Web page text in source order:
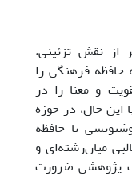
از نقش تزئینی،
حافظه فرهنگی را
و معنا را در
این حال، در حوزه
با حافظه
میان‌رشته‌ای و
پژوهشی ضرورت